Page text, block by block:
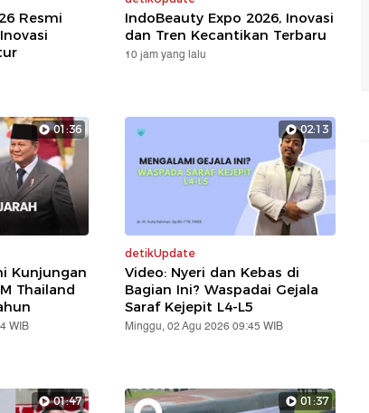
Resmi
IndoBeauty Expo 2026, Inovasi
dan Tren Kecantikan Terbaru
10 jam yang lalu
01:36
Kunjungan
Thailand
WIB
02:13
detikUpdate
Video: Nyeri dan Kebas di
Bagian Ini? Waspadai Gejala
Saraf Kejepit L4-L5
Minggu, 02 Agu 2026 09:45 WIB
01:47 01:37